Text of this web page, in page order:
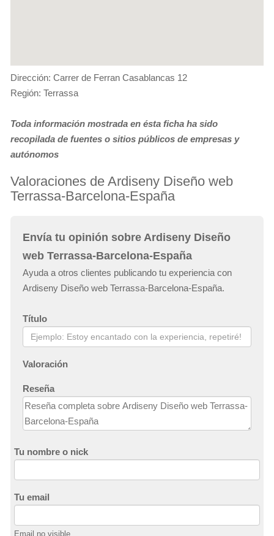
Dirección: Carrer de Ferran Casablancas 12
Región: Terrassa
Toda información mostrada en ésta ficha ha sido
recopilada de fuentes o sitios públicos de empresas y
autónomos
Valoraciones de Ardiseny Diseño web
Terrassa-Barcelona-España
Envía tu opinión sobre Ardiseny Diseño
web Terrassa-Barcelona-España
Ayuda a otros clientes publicando tu experiencia con
Ardiseny Diseño web Terrassa-Barcelona-España.
Título
Valoración
Reseña
Tu nombre o nick
Tu email
Email no visible